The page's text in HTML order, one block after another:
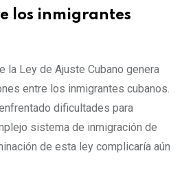
los inmigrantes
la Ley de Ajuste Cubano genera
entre los inmigrantes cubanos.
dificultades para
sistema de inmigración de
de esta ley complicaría aún